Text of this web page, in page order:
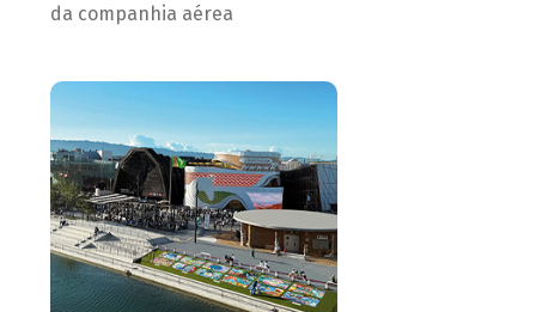
da companhia aérea